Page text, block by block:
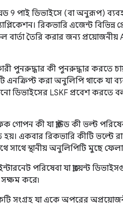
9 পাই ডিভাইসে (বা অনুরূপ)
রিকভারি এজেন্ট বিভিন্ন
তৈরি করার জন্য প্রয়োজনীয়
পুনরুদ্ধার কী পুনরুদ্ধার করতে
করা অনুলিপি থাকে যা
ডিভাইসের LSKF প্রবেশ করতে
গোপন কী যা ক্লাউড কী ভল্ট
একবার রিকভারি কীটি ভল্টে
সাথে স্থানীয় অনুলিপিটি মুছে
পরিষেবা যা ক্লায়েন্ট
করে৷
সংগ্রহ যা একে অপরের